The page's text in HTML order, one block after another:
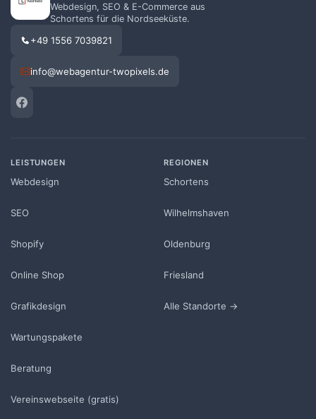
Webdesign, SEO & E-Commerce aus
Schortens für die Nordseeküste.
+49 1556 7039821
info@webagentur-twopixels.de
LEISTUNGEN
Webdesign
SEO
Shopify
Online Shop
Grafikdesign
Wartungspakete
Beratung
Vereinswebseite (gratis)
REGIONEN
Schortens
Wilhelmshaven
Oldenburg
Friesland
Alle Standorte →